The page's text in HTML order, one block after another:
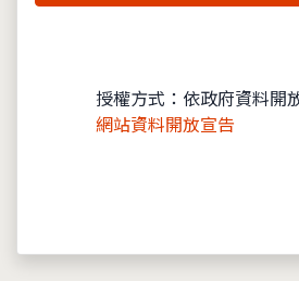
授權方式：依政府資料開
網站資料開放宣告